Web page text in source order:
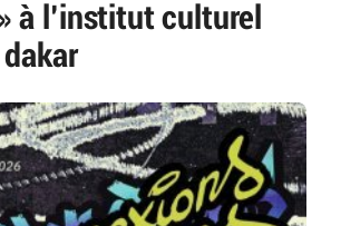
à l’institut culturel